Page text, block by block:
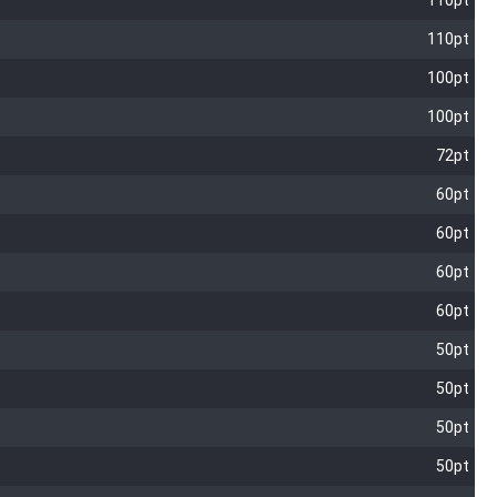
110pt
100pt
100pt
72pt
60pt
60pt
60pt
60pt
50pt
50pt
50pt
50pt